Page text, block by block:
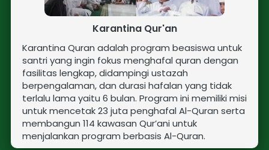
Karantina Qur'an
Karantina Quran adalah program beasiswa untuk
santri yang ingin fokus menghafal quran dengan
fasilitas lengkap, didampingi ustazah
berpengalaman, dan durasi hafalan yang tidak
terlalu lama yaitu 6 bulan. Program ini memiliki misi
untuk mencetak 23 juta penghafal Al-Quran serta
membangun 114 kawasan Qur’ani untuk
menjalankan program berbasis Al-Quran.